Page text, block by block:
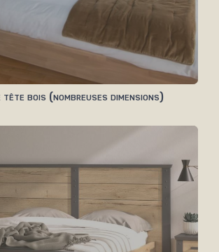
bois (nombreuses dimensions)